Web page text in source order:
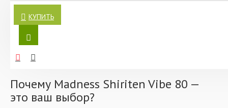
приманке неповторимую и высокочастотную игру,
привлекая рыбу интенсивными вибрациями во время
проводки.
Характеристики:
- Модель: Shiriten
- Длина: 8 см
- Цвет: #PSY10
КУПИТЬ
Воблер Madness Shiriten Vibe 80 38 гр #PSY10 Ginpun Giego —
это не просто приманка, а настоящий шедевр, созданный
для тех, кто ценит качество и эффективность в рыбалке.
Если вы мечтаете о трофейных уловах и хотите сделать
надежным союзником на воде.
Почему Madness Shiriten Vibe 80 —
это ваш выбор?